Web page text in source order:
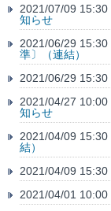
2021/07/09 15:30
知らせ
2021/06/29 15:30
準〕（連結）
2021/06/29 15:30
2021/04/27 10:00
知らせ
2021/04/09 15:30
結）
2021/04/09 15:30
2021/04/01 10:00